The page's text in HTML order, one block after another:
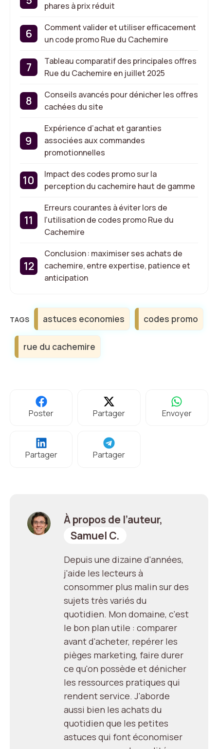
phares à prix réduit
Comment valider et utiliser efficacement
un code promo Rue du Cachemire
Tableau comparatif des principales offres
Rue du Cachemire en juillet 2025
Conseils avancés pour dénicher les offres
cachées du site
Expérience d’achat et garanties
associées aux commandes
promotionnelles
Impact des codes promo sur la
perception du cachemire haut de gamme
Erreurs courantes à éviter lors de
l’utilisation de codes promo Rue du
Cachemire
Conclusion : maximiser ses achats de
cachemire, entre expertise, patience et
anticipation
Étiquettes
astuces economies codes promo
rue du cachemire
Poster Partager Envoyer
Partager Partager
À propos de l’auteur,
Samuel C.
Depuis une dizaine d'années,
j'aide les lecteurs à
consommer plus malin sur des
sujets très variés du
quotidien. Mon domaine, c'est
le bon plan utile : comparer
avant d'acheter, repérer les
pièges marketing, faire durer
ce qu'on possède et dénicher
les ressources pratiques qui
rendent service. J'aborde
aussi bien les achats du
quotidien que les petites
astuces qui font économiser